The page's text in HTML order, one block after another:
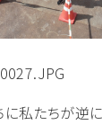
私たちが逆